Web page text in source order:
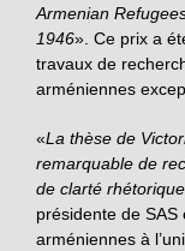
Armenian
1946». Ce prix a
travaux de
arméniennes
«La thèse de
remarquable de
de clarté
présidente de SAS
arméniennes à